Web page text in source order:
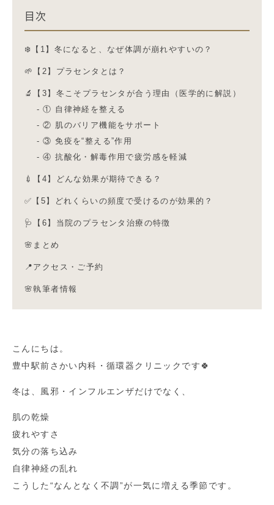
目次
❄️【1】冬になると、なぜ体調が崩れやすいの？
🌱【2】プラセンタとは？
🔬【3】冬こそプラセンタが合う理由（医学的に解説）
① 自律神経を整える
② 肌のバリア機能をサポート
③ 免疫を“整える”作用
④ 抗酸化・解毒作用で疲労感を軽減
💉【4】どんな効果が期待できる？
✅【5】どれくらいの頻度で受けるのが効果的？
🩺【6】当院のプラセンタ治療の特徴
🌸まとめ
📍アクセス・ご予約
🌸執筆者情報
こんにちは。
豊中駅前さかい内科・循環器クリニックです🍀
冬は、風邪・インフルエンザだけでなく、
肌の乾燥
疲れやすさ
気分の落ち込み
自律神経の乱れ
こうした“なんとなく不調”が一気に増える季節です。